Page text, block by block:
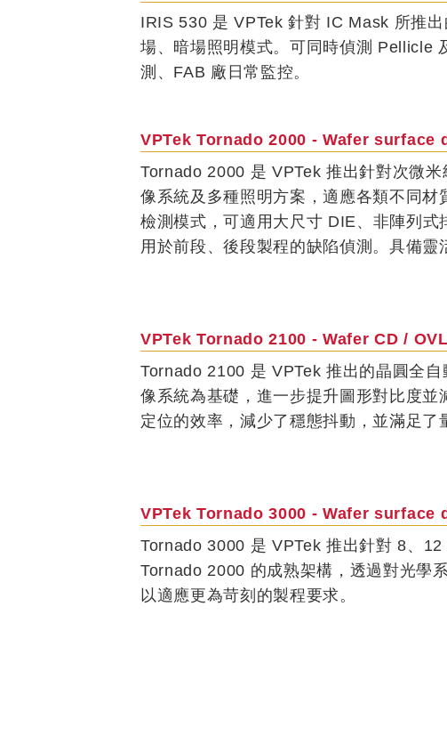
IRIS 530 是 VPTek 針對 IC Mask 所推
場、暗場照明模式。可同時偵測 Pellicle
測、FAB 廠日常監控。
VPTek Tornado 2000 - Wafer surface
Tornado 2000 是 VPTek 推出針對次微
像系統及多種照明方案，適應各類不同
檢測模式，可適用大尺寸 DIE、非陣列
用於前段、後段製程的缺陷偵測。具備靈
VPTek Tornado 2100 - Wafer CD /
Tornado 2100 是 VPTek 推出的晶圓全
像系統為基礎，進一步提升圖形對比度
定位的效率，減少了穩態抖動，並滿足了
VPTek Tornado 3000 - Wafer surface
Tornado 3000 是 VPTek 推出針對 8、
Tornado 2000 的成熟架構，透過對光學
以適應更為苛刻的製程要求。